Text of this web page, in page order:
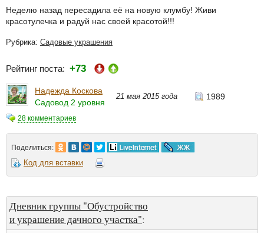
Неделю назад пересадила её на новую клумбу! Живи
красотулечка и радуй нас своей красотой!!!
Рубрика: Садовые украшения
Рейтинг поста: +73
Надежда Коскова
Садовод 2 уровня
21 мая 2015 года 1989
28 комментариев
Поделиться:
Код для вставки
Дневник группы "Обустройство
и украшение дачного участка":